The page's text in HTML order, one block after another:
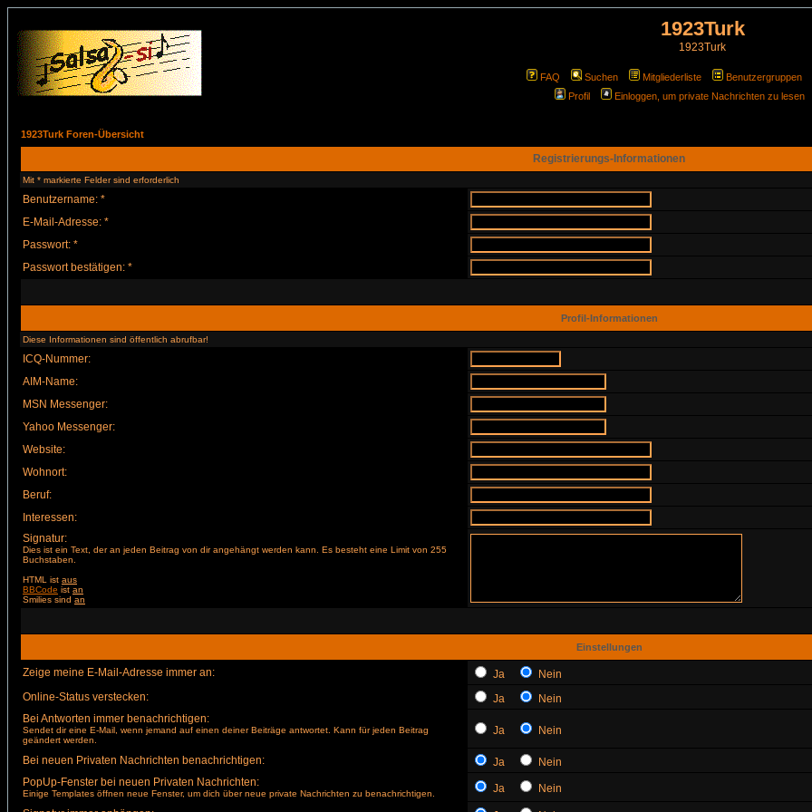
1923Turk
1923Turk
FAQ Suchen Mitgliederliste Benutzergruppen
Profil
Einloggen, um private Nachrichten zu lesen
1923Turk Foren-Übersicht
Registrierungs-Informationen
Mit * markierte Felder sind erforderlich
Benutzername: *
E-Mail-Adresse: *
Passwort: *
Passwort bestätigen: *
Profil-Informationen
Diese Informationen sind öffentlich abrufbar!
ICQ-Nummer:
AIM-Name:
MSN Messenger:
Yahoo Messenger:
Website:
Wohnort:
Beruf:
Interessen:
Signatur:
Dies ist ein Text, der an jeden Beitrag von dir angehängt werden kann. Es besteht eine Limit von 255
Buchstaben.
HTML ist aus
BBCode ist an
Smilies sind an
Einstellungen
Zeige meine E-Mail-Adresse immer an: Ja
Nein
Online-Status verstecken:
Ja
Nein
Bei Antworten immer benachrichtigen:
Sendet dir eine E-Mail, wenn jemand auf einen deiner Beiträge antwortet. Kann für jeden Beitrag
geändert werden.
Ja Nein
Bei neuen Privaten Nachrichten benachrichtigen: Ja
Nein
PopUp-Fenster bei neuen Privaten Nachrichten:
Einige Templates öffnen neue Fenster, um dich über neue private Nachrichten zu benachrichtigen. Ja
Nein